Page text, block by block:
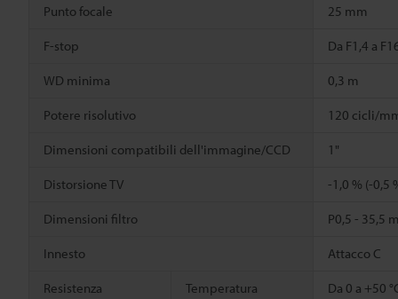
Punto focale 25 mm
F-stop Da F1,4 a
WD minima 0,3 m
Potere risolutivo 120 cicli/
Dimensioni compatibili dell'immagine/CCD 1"
Distorsione TV -1,0 % (-0,5
Dimensioni filtro P0,5 - 35,5
Innesto Attacco C
Resistenza
Temperatura
Da 0 a +50